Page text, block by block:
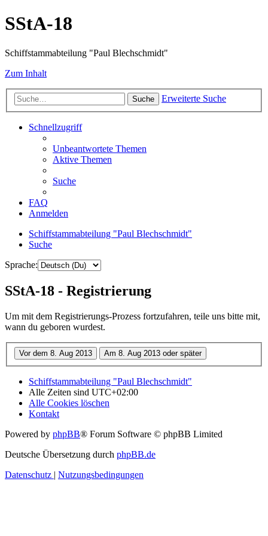
SStA-18
Schiffstammabteilung "Paul Blechschmidt"
Zum Inhalt
Suche Erweiterte Suche
Schnellzugriff
Unbeantwortete Themen
Aktive Themen
Suche
FAQ
Anmelden
Schiffstammabteilung "Paul Blechschmidt"
Suche
Sprache:
SStA-18 - Registrierung
Um mit dem Registrierungs-Prozess fortzufahren, teile uns bitte mit,
wann du geboren wurdest.
Schiffstammabteilung "Paul Blechschmidt"
Alle Zeiten sind UTC+02:00
Alle Cookies löschen
Kontakt
Powered by phpBB® Forum Software © phpBB Limited
Deutsche Übersetzung durch phpBB.de
Datenschutz | Nutzungsbedingungen